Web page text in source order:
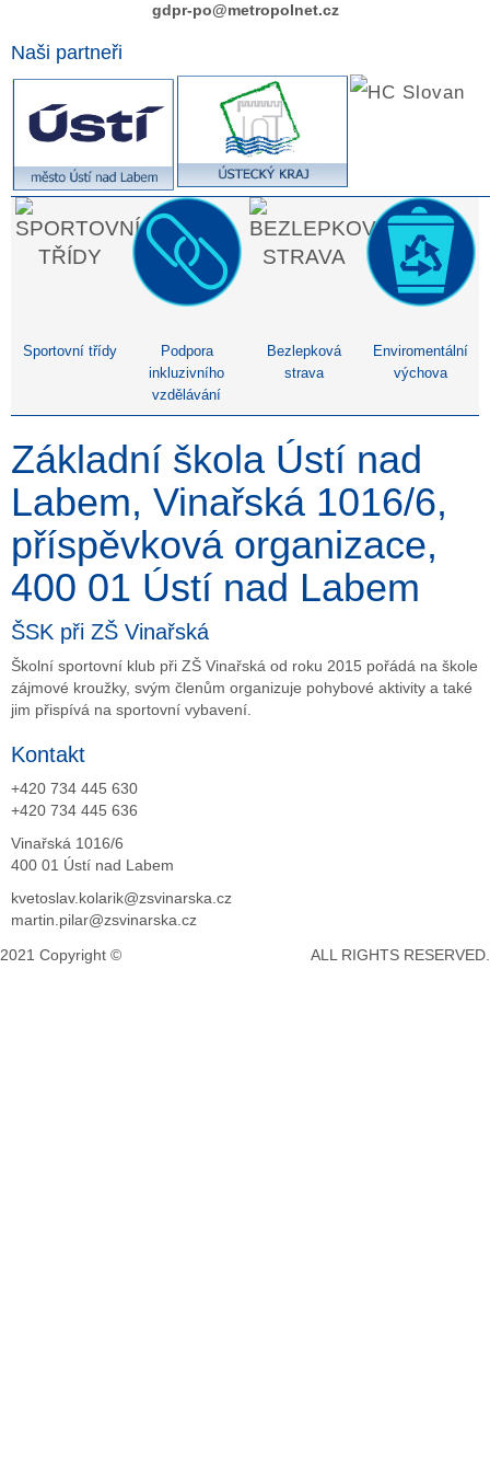
gdpr-po@metropolnet.cz
Naši partneři
Sportovní třídy
Podpora
inkluzivního
vzdělávání
Bezlepková
strava
Enviromentální
výchova
Základní škola Ústí nad
Labem, Vinařská 1016/6,
příspěvková organizace,
400 01 Ústí nad Labem
ŠSK při ZŠ Vinařská
Školní sportovní klub při ZŠ Vinařská od roku 2015 pořádá na škole
zájmové kroužky, svým členům organizuje pohybové aktivity a také
jim přispívá na sportovní vybavení.
Kontakt
+420 734 445 630
+420 734 445 636
Vinařská 1016/6
400 01 Ústí nad Labem
kvetoslav.kolarik@zsvinarska.cz
martin.pilar@zsvinarska.cz
2021 Copyright ©
ALL RIGHTS RESERVED.